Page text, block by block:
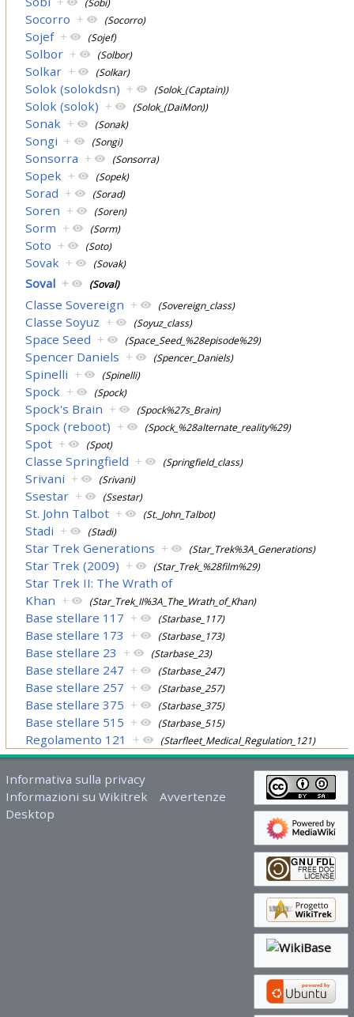
Socorro + (Socorro)
Sojef + (Sojef)
Solbor + (Solbor)
Solkar + (Solkar)
Solok (solokdsn) + (Solok_(Captain))
Solok (solok) + (Solok_(DaiMon))
Sonak + (Sonak)
Songi + (Songi)
Sonsorra + (Sonsorra)
Sopek + (Sopek)
Sorad + (Sorad)
Soren + (Soren)
Sorm + (Sorm)
Soto + (Soto)
Sovak + (Sovak)
Soval + (Soval)
Classe Sovereign + (Sovereign_class)
Classe Soyuz + (Soyuz_class)
Space Seed + (Space_Seed_%28episode%29)
Spencer Daniels + (Spencer_Daniels)
Spinelli + (Spinelli)
Spock + (Spock)
Spock's Brain + (Spock%27s_Brain)
Spock (reboot) + (Spock_%28alternate_reality%29)
Spot + (Spot)
Classe Springfield + (Springfield_class)
Srivani + (Srivani)
Ssestar + (Ssestar)
St. John Talbot + (St._John_Talbot)
Stadi + (Stadi)
Star Trek Generations + (Star_Trek%3A_Generations)
Star Trek (2009) + (Star_Trek_%28film%29)
Star Trek II: The Wrath of
Khan + (Star_Trek_II%3A_The_Wrath_of_Khan)
Base stellare 117 + (Starbase_117)
Base stellare 173 + (Starbase_173)
Base stellare 23 + (Starbase_23)
Base stellare 247 + (Starbase_247)
Base stellare 257 + (Starbase_257)
Base stellare 375 + (Starbase_375)
Base stellare 515 + (Starbase_515)
Regolamento 121 + (Starfleet_Medical_Regulation_121)
Informativa sulla privacy
Informazioni su Wikitrek
Avvertenze
Desktop